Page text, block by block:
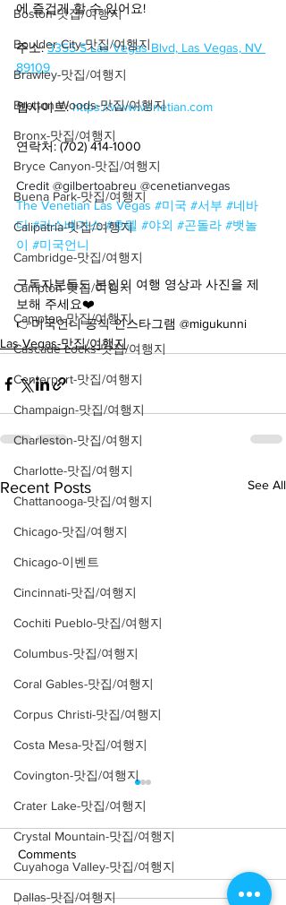
Boston-맛집/여행지
Boulder City-맛집/여행지
Brawley-맛집/여행지
Bretton Woods-맛집/여행지
Bronx-맛집/여행지
Bryce Canyon-맛집/여행지
Buena Park-맛집/여행지
Calipatria-맛집/여행지
Cambridge-맛집/여행지
Campton-맛집/여행지
Campton-맛집/여행지
Cascade Locks-맛집/여행지
Centerport-맛집/여행지
Champaign-맛집/여행지
Charleston-맛집/여행지
Charlotte-맛집/여행지
Chattanooga-맛집/여행지
Chicago-맛집/여행지
Chicago-이벤트
Cincinnati-맛집/여행지
Cochiti Pueblo-맛집/여행지
Columbus-맛집/여행지
Coral Gables-맛집/여행지
Corpus Christi-맛집/여행지
Costa Mesa-맛집/여행지
Covington-맛집/여행지
Crater Lake-맛집/여행지
Crystal Mountain-맛집/여행지
Cuyahoga Valley-맛집/여행지
Dallas-맛집/여행지
에 즐겁게 할 수 있어요!
주소: 3355 S Las Vegas Blvd, Las Vegas, NV
89109
웹사이트: https://www.venetian.com
연락처: (702) 414-1000
Credit @gilbertoabreu @cenetianvegas
The Venetian Las Vegas #미국 #서부 #네바
다 #라스베가스 #호텔 #야외 #곤돌라 #뱃놀
이 #미국언니
구독자분들도 본인의 여행 영상과 사진을 제
보해 주세요❤️
👉미국언니 공식 인스타그램 @migukunni
Las Vegas-맛집/여행지
Recent Posts See All
Comments